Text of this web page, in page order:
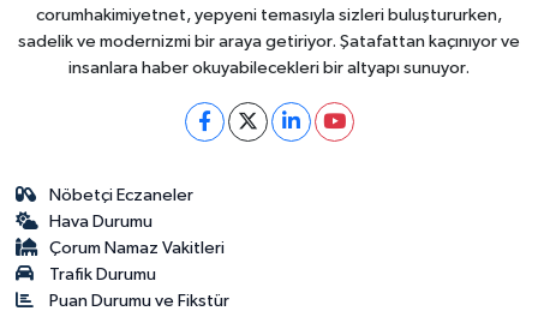
corumhakimiyetnet, yepyeni temasıyla sizleri buluştururken,
sadelik ve modernizmi bir araya getiriyor. Şatafattan kaçınıyor ve
insanlara haber okuyabilecekleri bir altyapı sunuyor.
Nöbetçi Eczaneler
Hava Durumu
Çorum Namaz Vakitleri
Trafik Durumu
Puan Durumu ve Fikstür